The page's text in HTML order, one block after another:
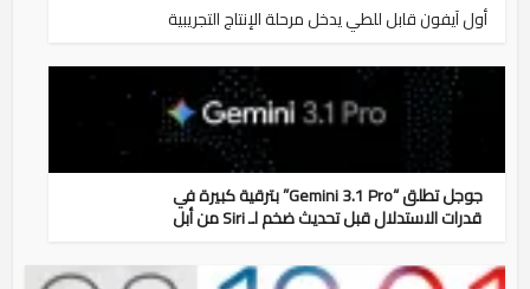
أول آيفون قابل للطي يدخل مرحلة الإنتاج التجريبية
جوجل تطلق “Gemini 3.1 Pro” بترقية كبيرة في
قدرات الاستدلال قبل تحديث ضخم لـ Siri من أبل